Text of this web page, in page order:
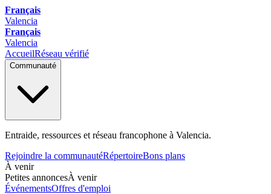
Français
Valencia
Français
Valencia
AccueilRéseau vérifié
Communauté
Entraide, ressources et réseau francophone à Valencia.
Rejoindre la communautéRépertoireBons plans
À venir
Petites annoncesÀ venir
ÉvénementsOffres d'emploi